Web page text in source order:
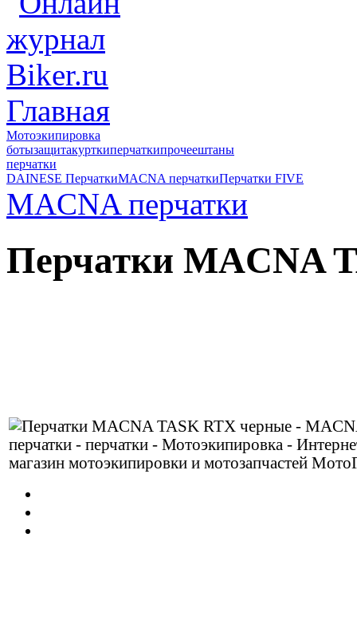
Главная
Мотоэкипировка
ботызащитакурткиперчаткипрочеештаны
перчатки
DAINESE ПерчаткиMACNA перчаткиПерчатки FIVE
MACNA перчатки
Перчатки MACNA